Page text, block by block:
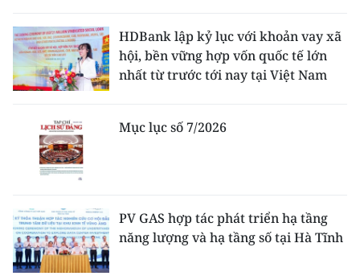
HDBank lập kỷ lục với khoản vay xã
hội, bền vững hợp vốn quốc tế lớn
nhất từ trước tới nay tại Việt Nam
Mục lục số 7/2026
PV GAS hợp tác phát triển hạ tầng
năng lượng và hạ tầng số tại Hà Tĩnh